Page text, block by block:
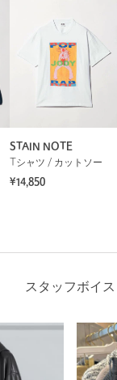
STAIN NOTE
Tシャツ / カットソー
¥14,850
スタッフボイス